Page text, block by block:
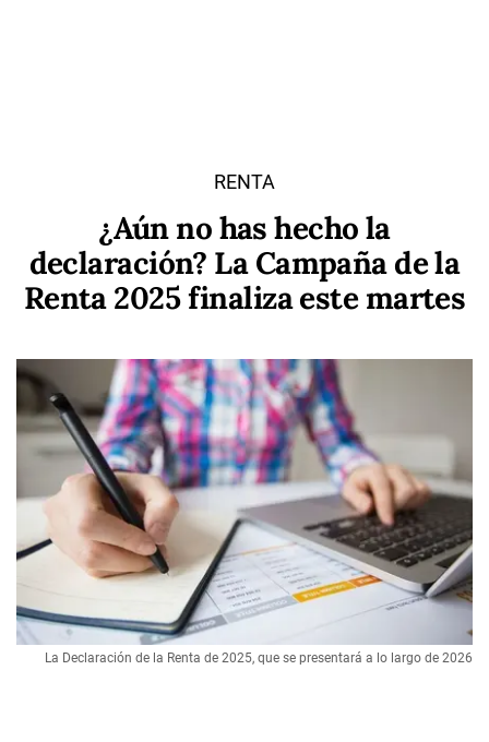
RENTA
¿Aún no has hecho la
declaración? La Campaña de la
Renta 2025 finaliza este martes
La Declaración de la Renta de 2025, que se presentará a lo largo de 2026